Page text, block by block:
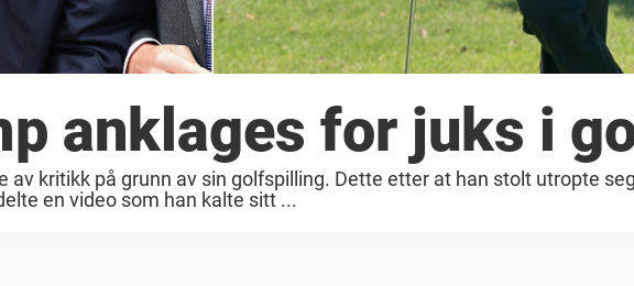
anklages for juks i
av kritikk på grunn av sin golfspilling. Dette etter at han stolt utropte
en video som han kalte sitt ...